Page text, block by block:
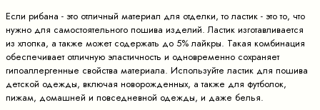
Если рибана - это отличный материал для отделки, то ластик - это то, что
нужно для самостоятельного пошива изделий. Ластик изготавливается
из хлопка, а также может содержать до 5% лайкры. Такая комбинация
обеспечивает отличную эластичность и одновременно сохраняет
гипоаллергенные свойства материала. Используйте ластик для пошива
детской одежды, включая новорожденных, а также для футболок,
пижам, домашней и повседневной одежды, и даже белья.